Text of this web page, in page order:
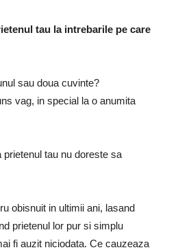
tau la intrebarile pe care
sau doua cuvinte?
vag, in special la o anumita
tau nu doreste sa
obisnuit in ultimii ani, lasand
prietenul lor pur si simplu
fi auzit niciodata. Ce cauzeaza